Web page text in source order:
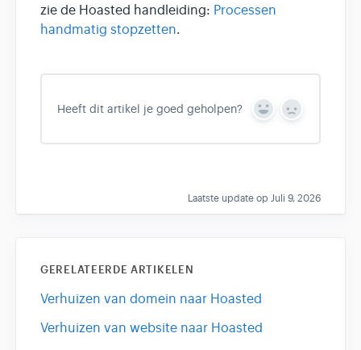
zie de Hoasted handleiding: Processen
handmatig stopzetten.
Heeft dit artikel je goed geholpen?
Y
s
N
Laatste update op Juli 9, 2026
GERELATEERDE ARTIKELEN
Verhuizen van domein naar Hoasted
Verhuizen van website naar Hoasted